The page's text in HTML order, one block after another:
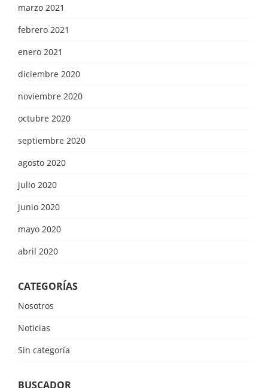
marzo 2021
febrero 2021
enero 2021
diciembre 2020
noviembre 2020
octubre 2020
septiembre 2020
agosto 2020
julio 2020
junio 2020
mayo 2020
abril 2020
CATEGORÍAS
Nosotros
Noticias
Sin categoría
BUSCADOR